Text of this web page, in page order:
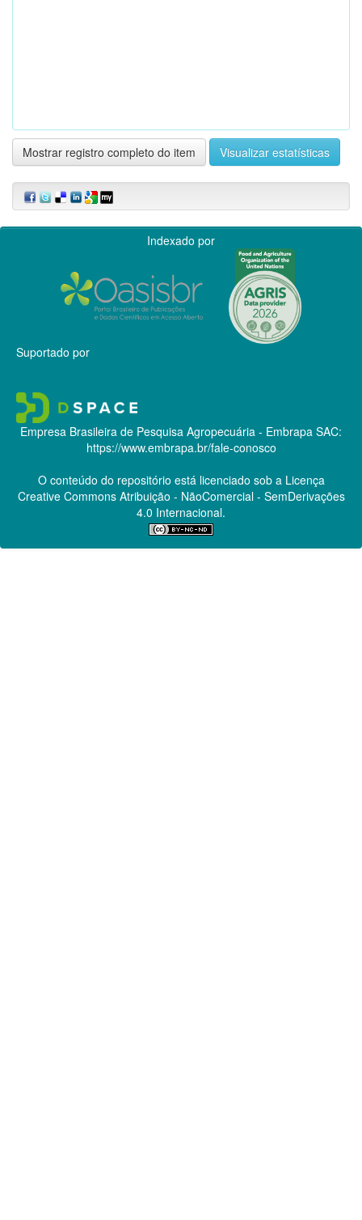
Mostrar registro completo do item Visualizar estatísticas
Indexado por
Suportado por
Empresa Brasileira de Pesquisa Agropecuária - Embrapa SAC:
https://www.embrapa.br/fale-conosco
O conteúdo do repositório está licenciado sob a Licença
Creative CommonsAtribuição - NãoComercial - SemDerivações
4.0 Internacional.